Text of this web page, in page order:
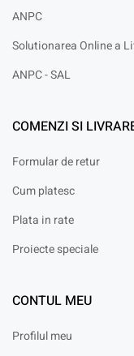
ANPC
Solutionarea Online a
ANPC - SAL
COMENZI SI
Formular de retur
Cum platesc
Plata in rate
Proiecte speciale
CONTUL MEU
Profilul meu